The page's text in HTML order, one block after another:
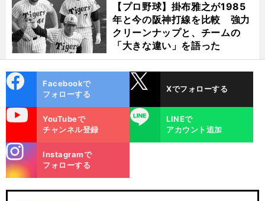
【プロ野球】掛布雅之が1985
年と今の阪神打線を比較 強力
クリーンナップと、チームの
「大きな違い」を語った
ok
Facebookで
フォローする
Xでフォローする
YouTubeで
チャンネル登録
LINE
LINEで
アカウント追加
m
Instagramで
フォローする